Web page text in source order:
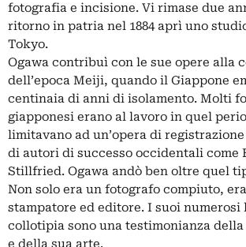
fotografia e incisione. Vi rimase due
ritorno in patria nel 1884 aprì uno
Tokyo.
Ogawa contribuì con le sue opere alla
dell’epoca Meiji, quando il Giappone
centinaia di anni di isolamento. Molti
giapponesi erano al lavoro in quel
limitavano ad un’opera di
di autori di successo occidentali come
Stillfried. Ogawa andò ben oltre quel
Non solo era un fotografo compiuto,
stampatore ed editore. I suoi
collotipia sono una testimonianza della
e della sua arte.